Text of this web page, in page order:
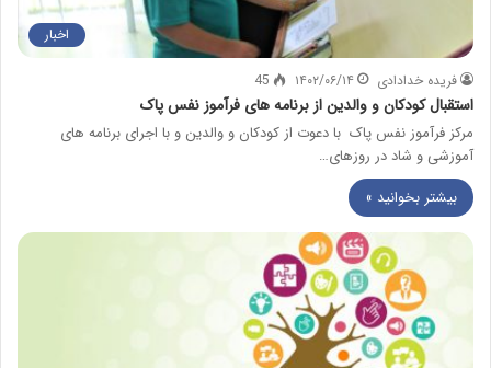
اخبار
فریده خدادادی ۱۴۰۲/۰۶/۱۴ 45
استقبال کودکان و والدین از برنامه های فرآموز نفس پاک
مرکز فرآموز نفس پاک با دعوت از کودکان و والدین و با اجرای برنامه های
آموزشی و شاد در روزهای…
بیشتر بخوانید »